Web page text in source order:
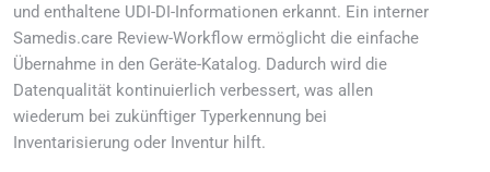
und enthaltene UDI-DI-Informationen erkannt. Ein interner
Samedis.care Review-Workflow ermöglicht die einfache
Übernahme in den Geräte-Katalog. Dadurch wird die
Datenqualität kontinuierlich verbessert, was allen
wiederum bei zukünftiger Typerkennung bei
Inventarisierung oder Inventur hilft.